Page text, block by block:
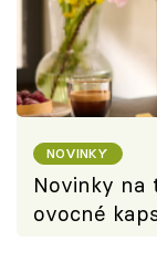
NOVINKY
Novinky na
ovocné